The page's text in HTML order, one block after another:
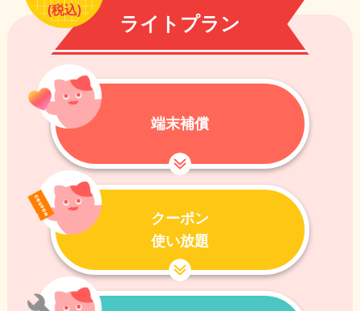
(税込)
ライトプラン
端末補償
クーポン
使い放題